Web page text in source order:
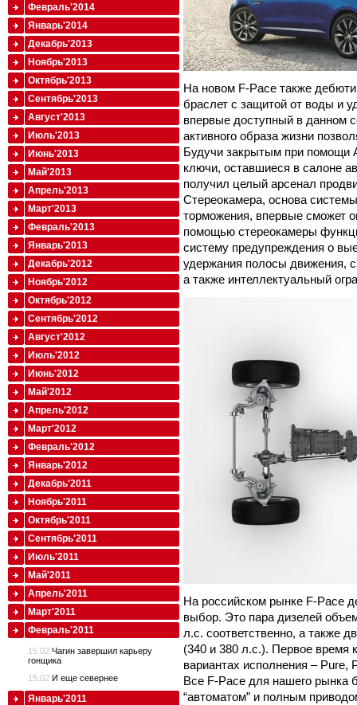
На новом F-Pace также
браслет с защитой от воды и
впервые доступный в данном
активного образа жизни
Будучи закрытым при помощи
ключи, оставшиеся в салоне
получил целый арсенал
Стереокамера, основа
торможения, впервые сможет
помощью стереокамеры
систему предупреждения о
удержания полосы движения,
а также интеллектуальный
На российском рынке F-Pace
выбор. Это пара дизелей
л.с. соответственно, а также
(340 и 380 л.с.). Первое время
вариантах исполнения – Pure,
Все F-Pace для нашего рынка
“автоматом” и полным
Февраль'2014
Январь'2014
Декабрь'2013
Ноябрь'2013
Октябрь'2013
Сентябрь'2013
Август'2013
Июль'2013
Июнь'2013
Май'2013
Апрель'2013
Март'2013
Февраль'2013
Январь'2013
Декабрь'2012
Ноябрь'2012
Октябрь'2012
Сентябрь'2012
Август'2012
Июль'2012
Июнь'2012
Май'2012
Апрель'2012
Март'2012
Февраль'2012
Январь'2012
Декабрь'2011
Ноябрь'2011
Октябрь'2011
Сентябрь'2011
Июль'2011
Май'2011
Апрель'2011
Март'2011
Февраль'2011
15.02 Чагин завершил карьеру
гонщика
15.02 И еще севернее
Январь'2011